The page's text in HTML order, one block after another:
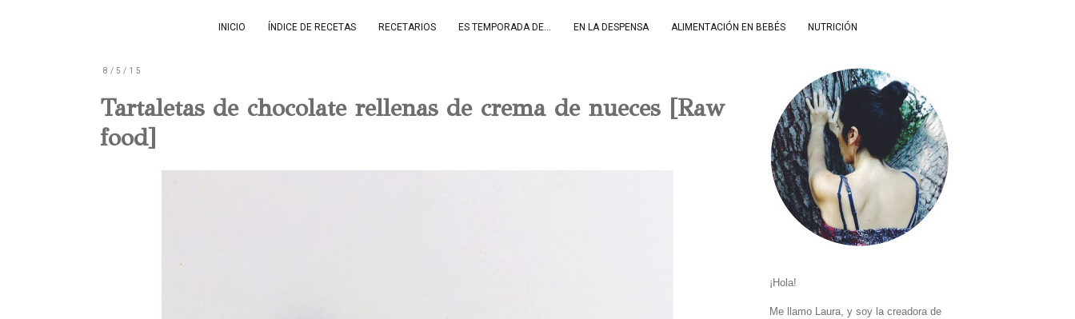
INICIO ÍNDICE DE RECETAS RECETARIOS ES TEMPORADA DE... EN LA DESPENSA ALIMENTACIÓN EN BEBÉS NUTRICIÓN
8/5/15
Tartaletas de chocolate rellenas de crema de nueces [Raw
food]
¡Hola!
Me llamo Laura, y soy la creadora de